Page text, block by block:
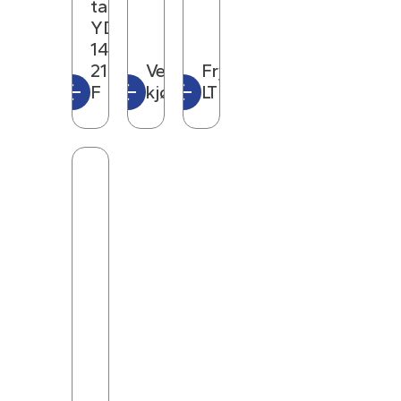
strømfeil, åpen dør, sensorfeil,
tilkobling mot fjernalarm
Støynivå: 40 dB(A)
tank
YDS-
140-
216-
F
Ventilert
kjøleskap
Fryseboks
LT C500